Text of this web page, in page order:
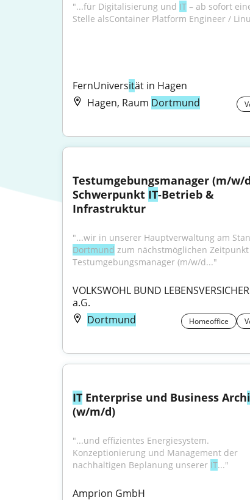
"...für Digitalisierung und IT – ab sofort
Stelle alsContainer Platform Engineer /
FernUniversität in Hagen
Hagen, Raum Dortmund
Testumgebungsmanager (m/w/
Schwerpunkt IT-Betrieb &
Infrastruktur
Dortmund zum nächstmöglichen
Testumgebungsmanager (m/w/d..."
VOLKSWOHL BUND
a.G.
Dortmund
Homeoffice
IT Enterprise und Business Arch
(w/m/d)
"...und effizientes Energiesystem.
Konzeptionierung und Management der
nachhaltigen Beplanung unserer IT..."
Amprion GmbH